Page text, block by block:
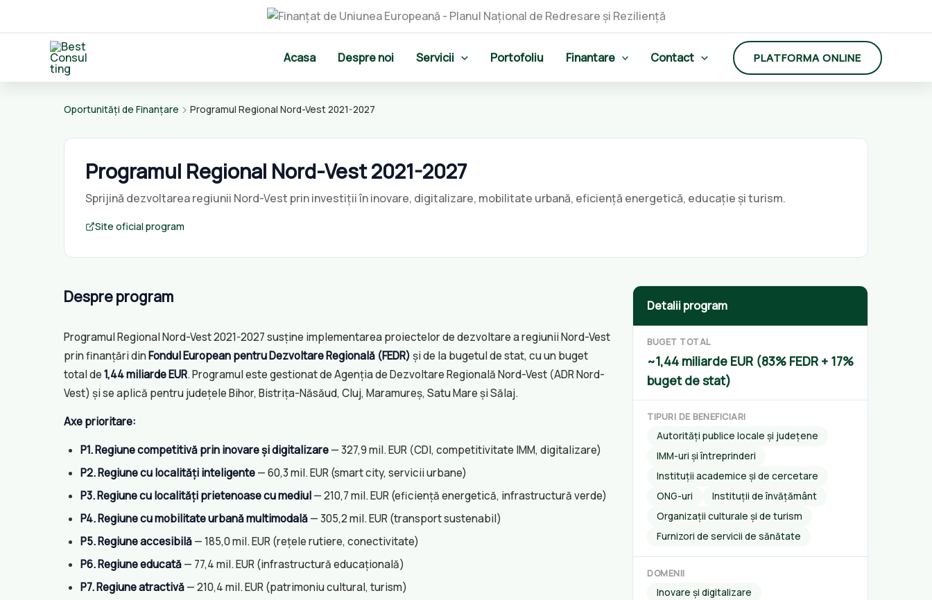
Acasa Despre noi Servicii Portofoliu Finantare Contact PLATFORMA ONLINE
Oportunități de Finanțare Programul Regional Nord-Vest 2021-2027
Programul Regional Nord-Vest 2021-2027
Sprijină dezvoltarea regiunii Nord-Vest prin investiții în inovare, digitalizare, mobilitate urbană, eficiență energetică, educație și turism.
Site oficial program
Despre program
Programul Regional Nord-Vest 2021-2027 susține implementarea proiectelor de dezvoltare a regiunii Nord-Vest
prin finanțări dinFondul European pentru Dezvoltare Regională (FEDR) și de la bugetul de stat, cu un buget
total de1,44 miliarde EUR. Programul este gestionat de Agenția de Dezvoltare Regională Nord-Vest (ADR Nord-
Vest) și se aplică pentru județele Bihor, Bistrița-Năsăud, Cluj, Maramureș, Satu Mare și Sălaj.
Axe prioritare:
P1. Regiune competitivă prin inovare și digitalizare— 327,9 mil. EUR (CDI, competitivitate IMM, digitalizare)
P2. Regiune cu localități inteligente— 60,3 mil. EUR (smart city, servicii urbane)
P3. Regiune cu localități prietenoase cu mediul— 210,7 mil. EUR (eficiență energetică, infrastructură verde)
P4. Regiune cu mobilitate urbană multimodală— 305,2 mil. EUR (transport sustenabil)
P5. Regiune accesibilă— 185,0 mil. EUR (rețele rutiere, conectivitate)
P6. Regiune educată— 77,4 mil. EUR (infrastructură educațională)
P7. Regiune atractivă— 210,4 mil. EUR (patrimoniu cultural, turism)
Detalii program
BUGET TOTAL
~1,44 miliarde EUR (83% FEDR + 17%
buget de stat)
TIPURI DE BENEFICIARI
Autorități publice locale și județene
IMM-uri și întreprinderi
Instituții academice și de cercetare
ONG-uri
Instituții de învățământ
Organizații culturale și de turism
Furnizori de servicii de sănătate
DOMENII
Inovare și digitalizare